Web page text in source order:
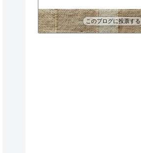
このブログに投票する